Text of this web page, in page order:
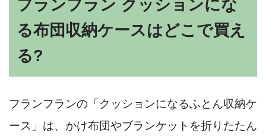
フランフラン クッションにな
る布団収納ケースはどこで買え
る?
フランフランの「クッションになるふとん収納ケ
ース」は、かけ布団やブランケットを折りたたん